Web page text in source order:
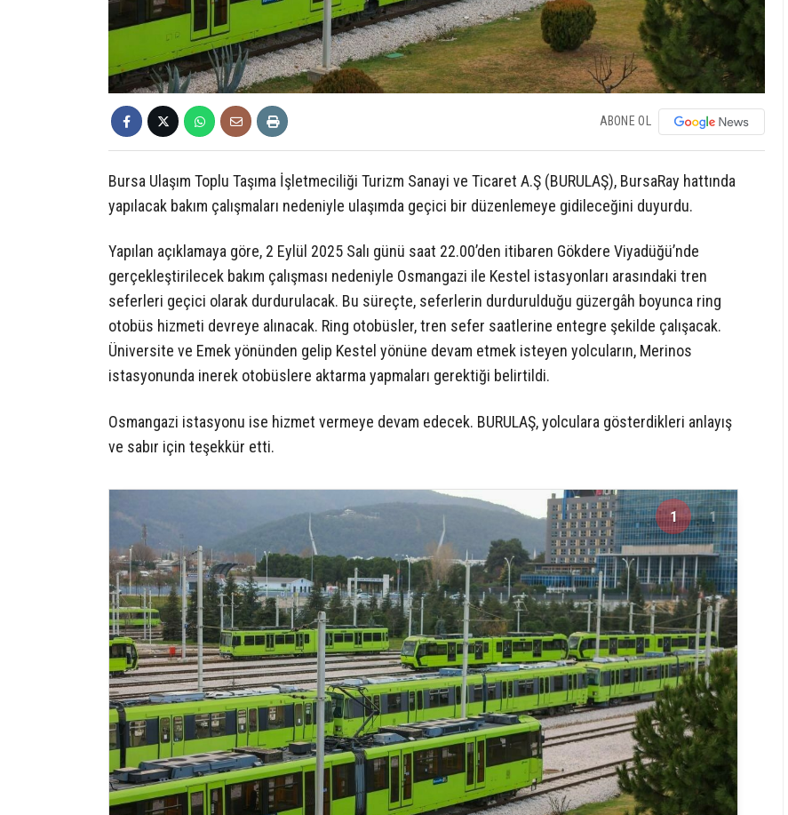
ABONE OL
Bursa Ulaşım Toplu Taşıma İşletmeciliği Turizm Sanayi ve Ticaret A.Ş (BURULAŞ), BursaRay hattında
yapılacak bakım çalışmaları nedeniyle ulaşımda geçici bir düzenlemeye gidileceğini duyurdu.
Yapılan açıklamaya göre, 2 Eylül 2025 Salı günü saat 22.00’den itibaren Gökdere Viyadüğü’nde
gerçekleştirilecek bakım çalışması nedeniyle Osmangazi ile Kestel istasyonları arasındaki tren
seferleri geçici olarak durdurulacak. Bu süreçte, seferlerin durdurulduğu güzergâh boyunca ring
otobüs hizmeti devreye alınacak. Ring otobüsler, tren sefer saatlerine entegre şekilde çalışacak.
Üniversite ve Emek yönünden gelip Kestel yönüne devam etmek isteyen yolcuların, Merinos
istasyonunda inerek otobüslere aktarma yapmaları gerektiği belirtildi.
Osmangazi istasyonu ise hizmet vermeye devam edecek. BURULAŞ, yolculara gösterdikleri anlayış
ve sabır için teşekkür etti.
1 1